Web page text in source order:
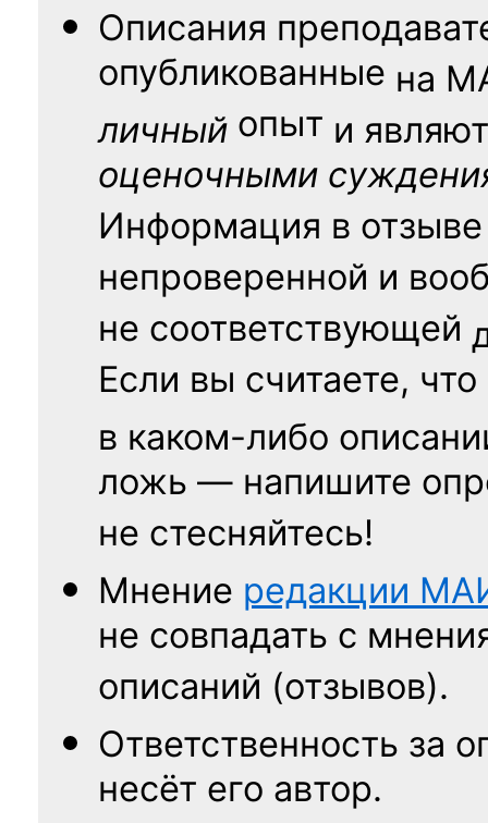
Описания
опубликованные на
личный опыт и
оценочными
Информация в
непроверенной и
не соответствующей
Если вы считаете, что
в каком-либо
ложь — напишите
не стесняйтесь!
Мнение редакции
не совпадать с
описаний (отзывов).
Ответственность за
несёт его автор.